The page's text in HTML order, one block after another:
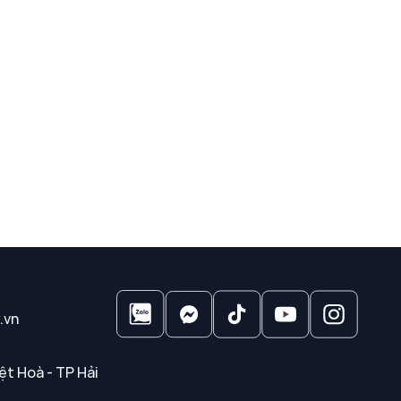
Hoà - TP Hải